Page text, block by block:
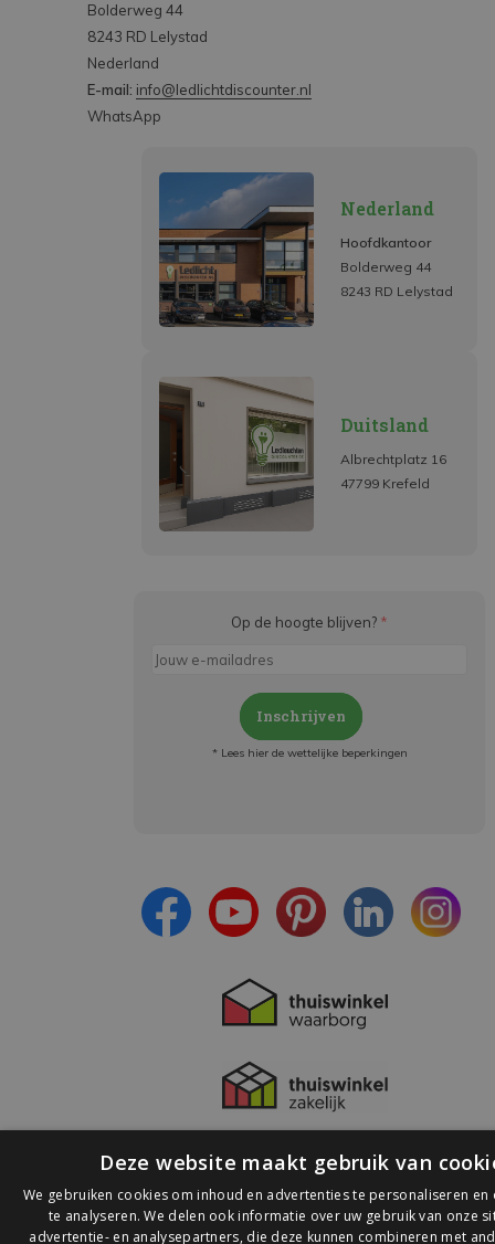
Bolderweg 44
8243 RD Lelystad
Nederland
E-mail: info@ledlichtdiscounter.nl
WhatsApp
Nederland
Hoofdkantoor
Bolderweg 44
8243 RD Lelystad
Duitsland
Albrechtplatz 16
47799 Krefeld
Op de hoogte blijven? *
Inschrijven
* Lees hier de wettelijke beperkingen
Deze website maakt gebruik van
We gebruiken cookies om inhoud en advertenties te personaliseren en
te analyseren. We delen ook informatie over uw gebruik van onze
advertentie- en analysepartners, die deze kunnen combineren met